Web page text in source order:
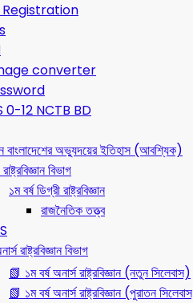
converter
0-12 NCTB BD
বাংলাদেশের অভ্যুদয়ের ইতিহাস (আবশ্যিক)
বিভাগ
১ম বর্ষ ডিগ্রী রাষ্ট্রবিজ্ঞান
রাজনৈতিক তত্ত্ব
রাষ্ট্রবিজ্ঞান বিভাগ
📗 ১ম বর্ষ অনার্স রাষ্ট্রবিজ্ঞান (নতুন সিলেবাস)
📗 ১ম বর্ষ অনার্স রাষ্ট্রবিজ্ঞান (পুরাতন